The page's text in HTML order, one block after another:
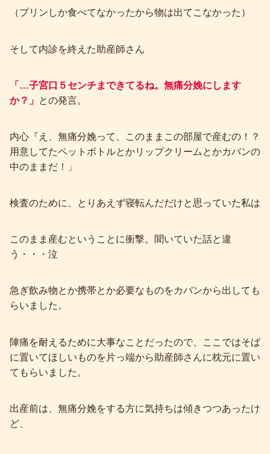
（プリンしか食べてなかったから物は出てこなかった）
そして内診を終えた助産師さん
「…子宮口５センチまできてるね。無痛分娩にします
か？」 との発言。
内心『え、無痛分娩って、このままこの部屋で産むの！？
用意してたペットボトルとかリップクリームとかカバンの
中のままだ！」
検査のために、とりあえず寝転んだだけと思っていた私は
このまま産むということに衝撃。聞いていた話と違
う・・・泣
急ぎ飲み物とか携帯とか必要なものをカバンから出しても
らいました。
陣痛を耐えるために大事なことだったので、ここではそば
に置いてほしいものを片っ端から助産師さんに枕元に置い
てもらいました。
出産前は、無痛分娩をする方に気持ちは傾きつつあったけ
ど、